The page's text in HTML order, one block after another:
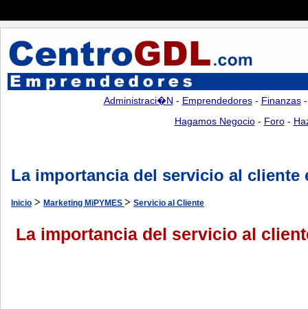
Administraci�n - Emprendedores- Finanzas
Hagamos Negocio- Foro-
La importancia del servicio al cliente
Inicio > Marketing MiPYMES > Servicio al Cliente
La importancia del servicio al